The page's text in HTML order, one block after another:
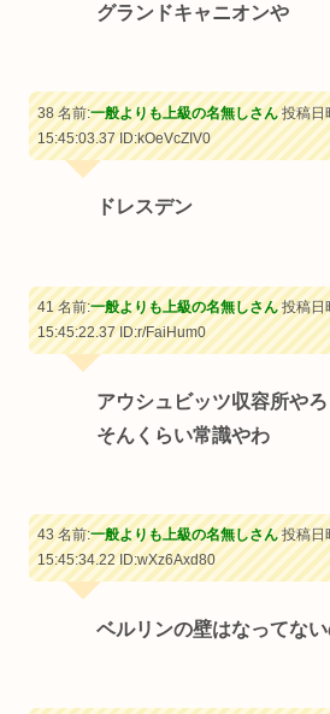
グランドキャニオンや
38 名前:一般よりも上級の名無しさん投稿日
15:45:03.37ID:kOeVcZIV0
ドレスデン
41 名前:一般よりも上級の名無しさん投稿日
15:45:22.37ID:r/FaiHum0
アウシュビッツ収容所やろ
そんくらい常識やわ
43 名前:一般よりも上級の名無しさん投稿日
15:45:34.22ID:wXz6Axd80
ベルリンの壁はなってない